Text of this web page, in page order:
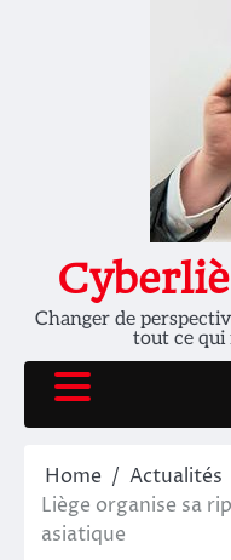
Changer de
tout ce qui
Home
Actualités
Liège organise sa
asiatique